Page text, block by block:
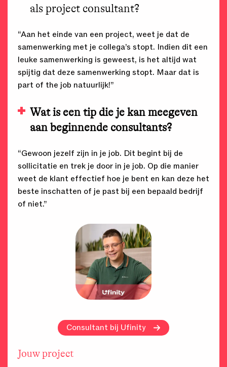
als project consultant?
“Aan het einde van een project, weet je dat de
samenwerking met je collega’s stopt. Indien dit een
leuke samenwerking is geweest, is het altijd wat
spijtig dat deze samenwerking stopt. Maar dat is
part of the job natuurlijk!”
Wat is een tip die je kan meegeven
aan beginnende consultants?
“Gewoon jezelf zijn in je job. Dit begint bij de
sollicitatie en trek je door in je job. Op die manier
weet de klant effectief hoe je bent en kan deze het
beste inschatten of je past bij een bepaald bedrijf
of niet.”
Consultant bij Ufinity
Jouw project